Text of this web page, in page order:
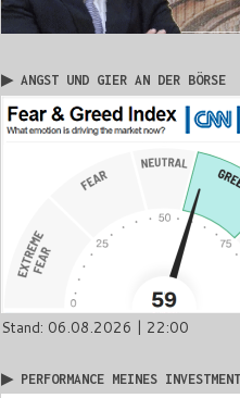
▶ ANGST UND GIER AN DER BÖRSE
Stand: 06.08.2026 | 22:00
▶ PERFORMANCE MEINES